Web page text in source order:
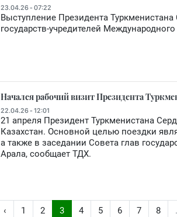
23.04.26 - 07:22
Выступление Президента
государств-учредителей
Начался рабочий визит Президента
22.04.26 - 12:01
21 апреля Президент Туркменистана
Казахстан. Основной целью поездки
а также в заседании Совета глав
Арала, сообщает ТДХ.
‹ 1 2 3 4 5 6 7 8